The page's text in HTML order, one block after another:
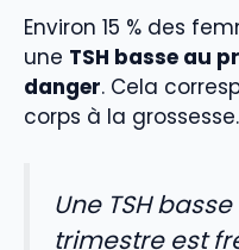
Environ 15 % des
une TSH basse au
danger. Cela
corps à la grossesse.
Une TSH
trimestre est